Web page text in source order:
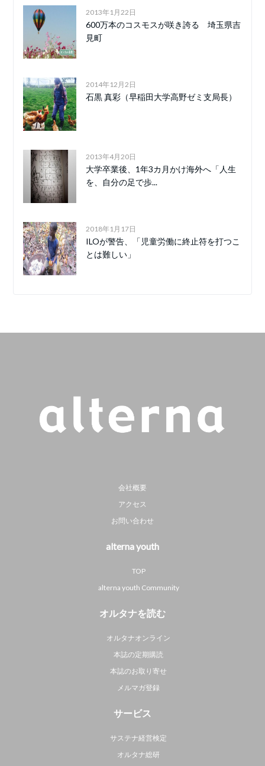
2013年1月22日
600万本のコスモスが咲き誇る 埼玉県吉
見町
2014年12月2日
石黒 真彩（早稲田大学高野ゼミ支局長）
2013年4月20日
大学卒業後、1年3カ月かけ海外へ「人生
を、自分の足で歩...
2018年1月17日
ILOが警告、「児童労働に終止符を打つこ
とは難しい」
会社概要
アクセス
お問い合わせ
alterna youth
TOP
alterna youth Community
オルタナを読む
オルタナオンライン
本誌の定期購読
本誌のお取り寄せ
メルマガ登録
サービス
サステナ経営検定
オルタナ総研